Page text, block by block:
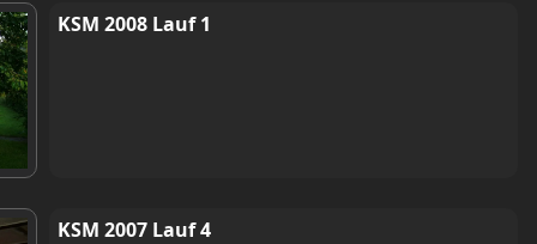
KSM 2008 Lauf 1
KSM 2007 Lauf 4